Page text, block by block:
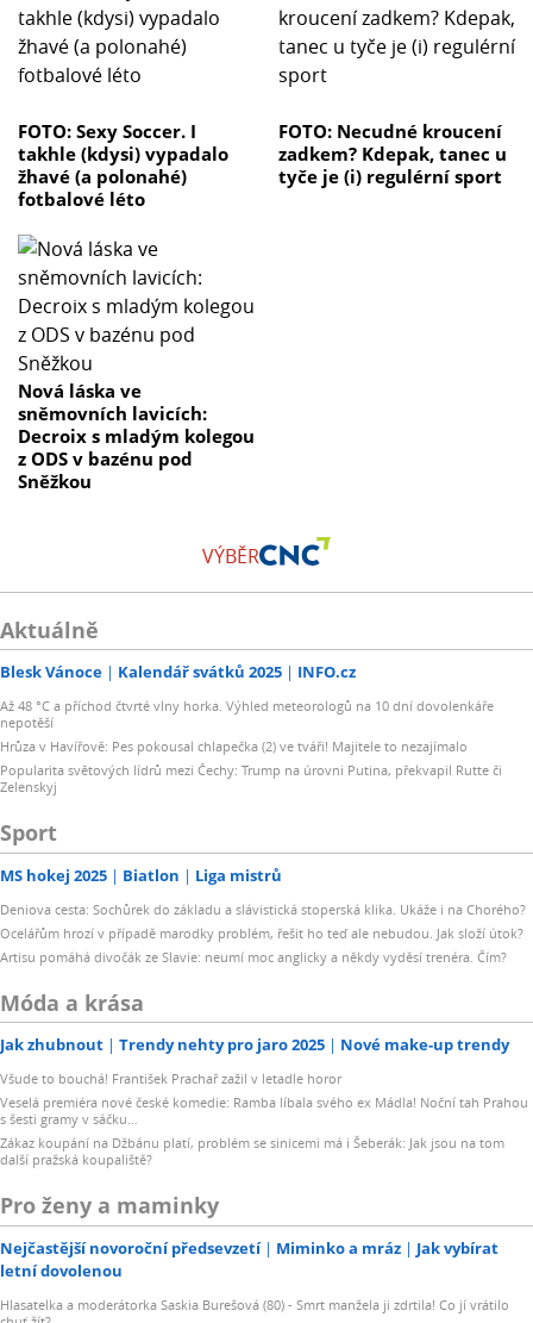
FOTO: Sexy Soccer. I
takhle (kdysi) vypadalo
žhavé (a polonahé)
fotbalové léto
FOTO: Necudné kroucení
zadkem? Kdepak, tanec u
tyče je (i) regulérní sport
Nová láska ve
sněmovních lavicích:
Decroix s mladým kolegou
z ODS v bazénu pod
Sněžkou
VÝBĚR
Aktuálně
Blesk Vánoce Kalendář svátků 2025 INFO.cz
Až 48 °C a příchod čtvrté vlny horka. Výhled meteorologů na 10 dní dovolenkáře
nepotěší
Hrůza v Havířově: Pes pokousal chlapečka (2) ve tváři! Majitele to nezajímalo
Popularita světových lídrů mezi Čechy: Trump na úrovni Putina, překvapil Rutte či
Zelenskyj
Sport
MS hokej 2025 Biatlon Liga mistrů
Deniova cesta: Sochůrek do základu a slávistická stoperská klika. Ukáže i na Chorého?
Ocelářům hrozí v případě marodky problém, řešit ho teď ale nebudou. Jak složí útok?
Artisu pomáhá divočák ze Slavie: neumí moc anglicky a někdy vyděsí trenéra. Čím?
Móda a krása
Jak zhubnout Trendy nehty pro jaro 2025 Nové make-up trendy
Všude to bouchá! František Prachař zažil v letadle horor
Veselá premiéra nové české komedie: Ramba líbala svého ex Mádla! Noční tah Prahou
s šesti gramy v sáčku…
Zákaz koupání na Džbánu platí, problém se sinicemi má i Šeberák: Jak jsou na tom
další pražská koupaliště?
Pro ženy a maminky
Nejčastější novoroční předsevzetí Miminko a mráz
Jak vybírat
letní dovolenou
Hlasatelka a moderátorka Saskia Burešová (80) - Smrt manžela ji zdrtila! Co jí vrátilo